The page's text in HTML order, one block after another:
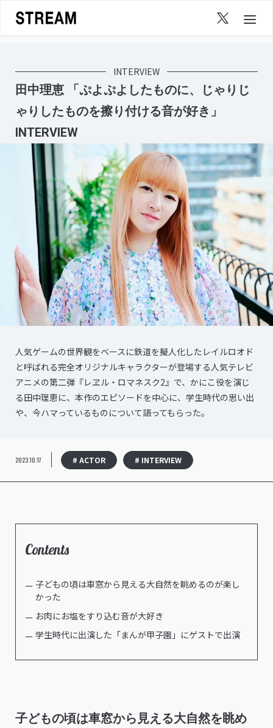
content
INTERVIEW
田中理恵 「ぷよぷよしたものに、じゃりじ
ゃりしたものを擦り付ける音が好き」
INTERVIEW
⼈気ゲームの世界観をベースに鉄道を擬⼈化したレイルロオド
と呼ばれる完全オリジナルキャラクターが登場する人気テレビ
アニメの第二弾『レヱル・ロマネスク2』で、かにこ役を演じ
る田中理恵に、本作のエピソードを中心に、学生時代の思い出
や、今ハマっているものについて語ってもらった。
2023.10.17 # ACTOR # INTERVIEW
Contents
子どもの頃は車窓から見える大自然を眺めるのが楽し
かった
お肉にお塩をすり込む音が大好き
学生時代に出演した「まんが甲子園」にゲストで出演
子どもの頃は車窓から見える大自然を眺め